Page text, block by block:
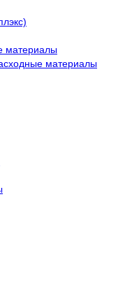
материалы
материалы